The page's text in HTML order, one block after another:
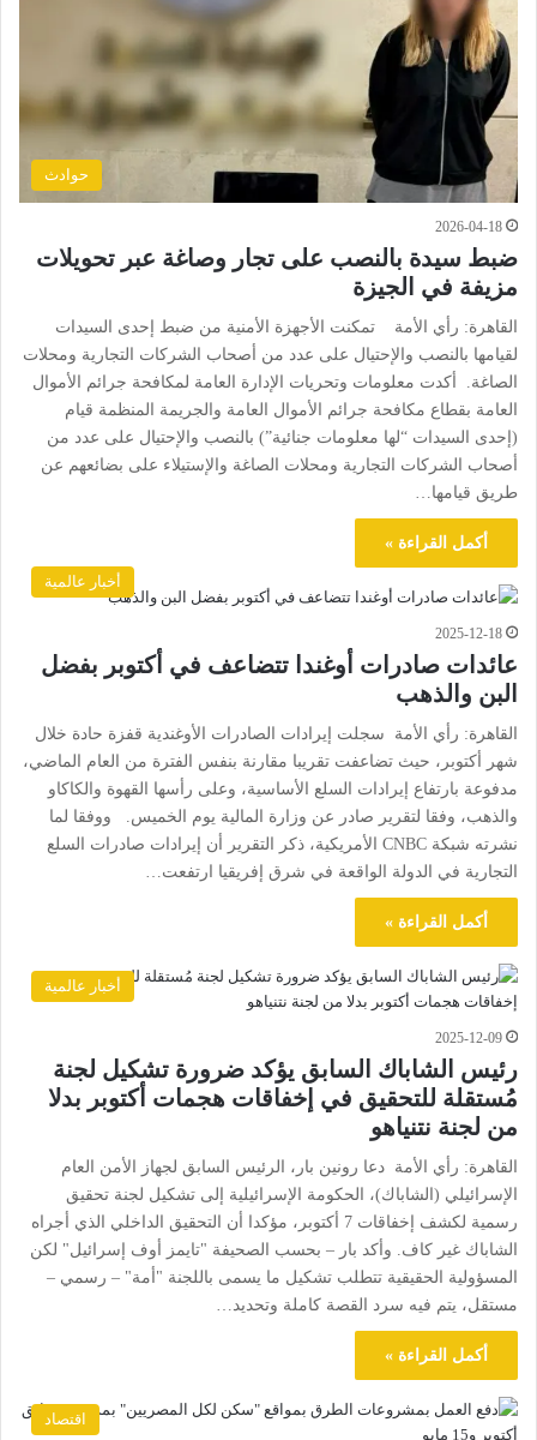
حوادث
2026-04-18
ضبط سيدة بالنصب على تجار وصاغة عبر تحويلات
مزيفة في الجيزة
القاهرة: رأي الأمة تمكنت الأجهزة الأمنية من ضبط إحدى السيدات
لقيامها بالنصب والإحتيال على عدد من أصحاب الشركات التجارية ومحلات
الصاغة. أكدت معلومات وتحريات الإدارة العامة لمكافحة جرائم الأموال
العامة بقطاع مكافحة جرائم الأموال العامة والجريمة المنظمة قيام
(إحدى السيدات “لها معلومات جنائية”) بالنصب والإحتيال على عدد من
أصحاب الشركات التجارية ومحلات الصاغة والإستيلاء على بضائعهم عن
طريق قيامها…
أكمل القراءة »
أخبار عالمية
2025-12-18
عائدات صادرات أوغندا تتضاعف في أكتوبر بفضل
البن والذهب
القاهرة: رأي الأمة سجلت إيرادات الصادرات الأوغندية قفزة حادة خلال
شهر أكتوبر، حيث تضاعفت تقريبا مقارنة بنفس الفترة من العام الماضي،
مدفوعة بارتفاع إيرادات السلع الأساسية، وعلى رأسها القهوة والكاكاو
والذهب، وفقا لتقرير صادر عن وزارة المالية يوم الخميس. ووفقا لما
نشرته شبكة CNBC الأمريكية، ذكر التقرير أن إيرادات صادرات السلع
التجارية في الدولة الواقعة في شرق إفريقيا ارتفعت…
أكمل القراءة »
أخبار عالمية
2025-12-09
رئيس الشاباك السابق يؤكد ضرورة تشكيل لجنة
مُستقلة للتحقيق في إخفاقات هجمات أكتوبر بدلا
من لجنة نتنياهو
القاهرة: رأي الأمة دعا رونين بار، الرئيس السابق لجهاز الأمن العام
الإسرائيلي (الشاباك)، الحكومة الإسرائيلية إلى تشكيل لجنة تحقيق
رسمية لكشف إخفاقات 7 أكتوبر، مؤكدا أن التحقيق الداخلي الذي أجراه
الشاباك غير كاف. وأكد بار – بحسب الصحيفة "تايمز أوف إسرائيل" لكن
المسؤولية الحقيقية تتطلب تشكيل ما يسمى باللجنة "أمة" – رسمي –
مستقل، يتم فيه سرد القصة كاملة وتحديد…
أكمل القراءة »
اقتصاد